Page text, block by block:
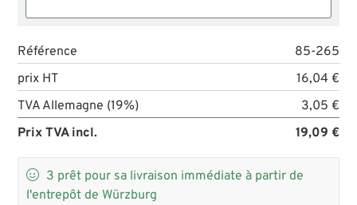
Référence
85-265
prix HT
16,04 €
TVA Allemagne (19%)
3,05 €
Prix TVA incl.
19,09 €
 3 prêt pour sa livraison immédiate à partir de
l'entrepôt de Würzburg